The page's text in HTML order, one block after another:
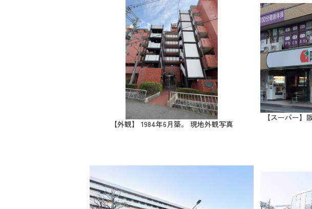
【外観】 1984年6月築。 現地外観写真
【スーパー】